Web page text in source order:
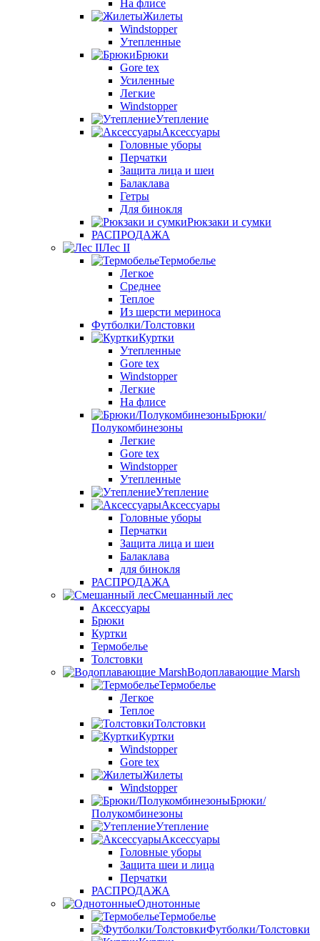
На флисе
Жилеты
Windstopper
Утепленные
Брюки
Gore tex
Усиленные
Легкие
Windstopper
Утепление
Аксессуары
Головные уборы
Перчатки
Защита лица и шеи
Балаклава
Гетры
Для бинокля
Рюкзаки и сумки
РАСПРОДАЖА
Лес II
Термобелье
Легкое
Среднее
Теплое
Из шерсти мериноса
Футболки/Толстовки
Куртки
Утепленные
Gore tex
Windstopper
Легкие
На флисе
Брюки/
Полукомбинезоны
Легкие
Gore tex
Windstopper
Утепленные
Утепление
Аксессуары
Головные уборы
Перчатки
Защита лица и шеи
Балаклава
для бинокля
РАСПРОДАЖА
Смешанный лес
Аксессуары
Брюки
Куртки
Термобелье
Толстовки
Водоплавающие Marsh
Термобелье
Легкое
Теплое
Толстовки
Куртки
Windstopper
Gore tex
Жилеты
Windstopper
Брюки/
Полукомбинезоны
Утепление
Аксессуары
Головные уборы
Защита шеи и лица
Перчатки
РАСПРОДАЖА
Однотонные
Термобелье
Футболки/Толстовки